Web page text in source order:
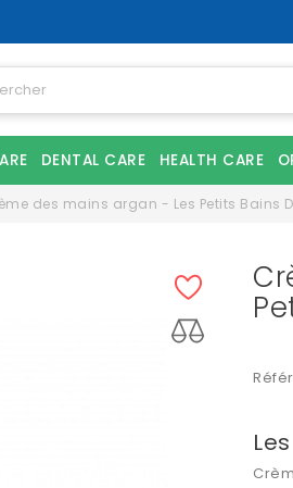
DENTAL CARE HEALTH CARE
des mains argan - Les Petits Bains